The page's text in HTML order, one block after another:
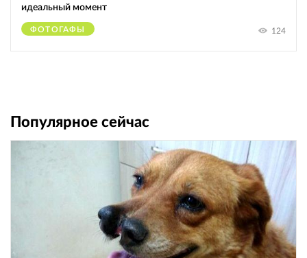
идеальный момент
ФОТОГАФЫ 124
Популярное сейчас